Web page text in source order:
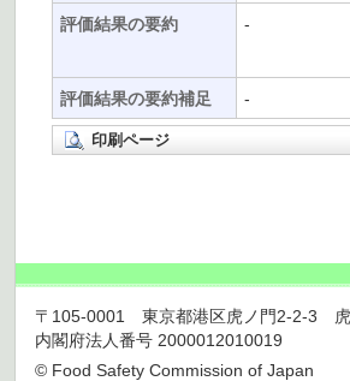
評価結果の要約 -
評価結果の要約補足 -
印刷ページ
〒105-0001 東京都港区虎ノ門2-2-3 虎
内閣府法人番号 2000012010019
© Food Safety Commission of Japan